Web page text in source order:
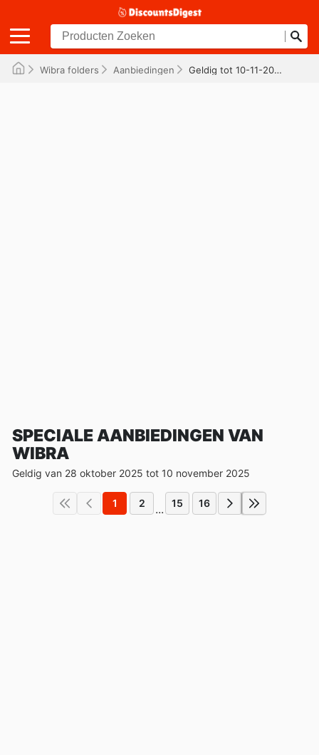
Wibra folders Aanbiedingen Geldig tot 10-11-2025
SPECIALE AANBIEDINGEN VAN
WIBRA
Geldig van 28 oktober 2025 tot 10 november 2025
1 2 ... 15 16